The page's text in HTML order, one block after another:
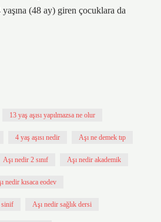
yaşına (48 ay) giren çocuklara da
13 yaş aşısı yapılmazsa ne olur
4 yaş aşısı nedir Aşı ne demek tıp
Aşı nedir 2 sınıf Aşı nedir akademik
nedir kısaca eodev
sinif Aşı nedir sağlık dersi